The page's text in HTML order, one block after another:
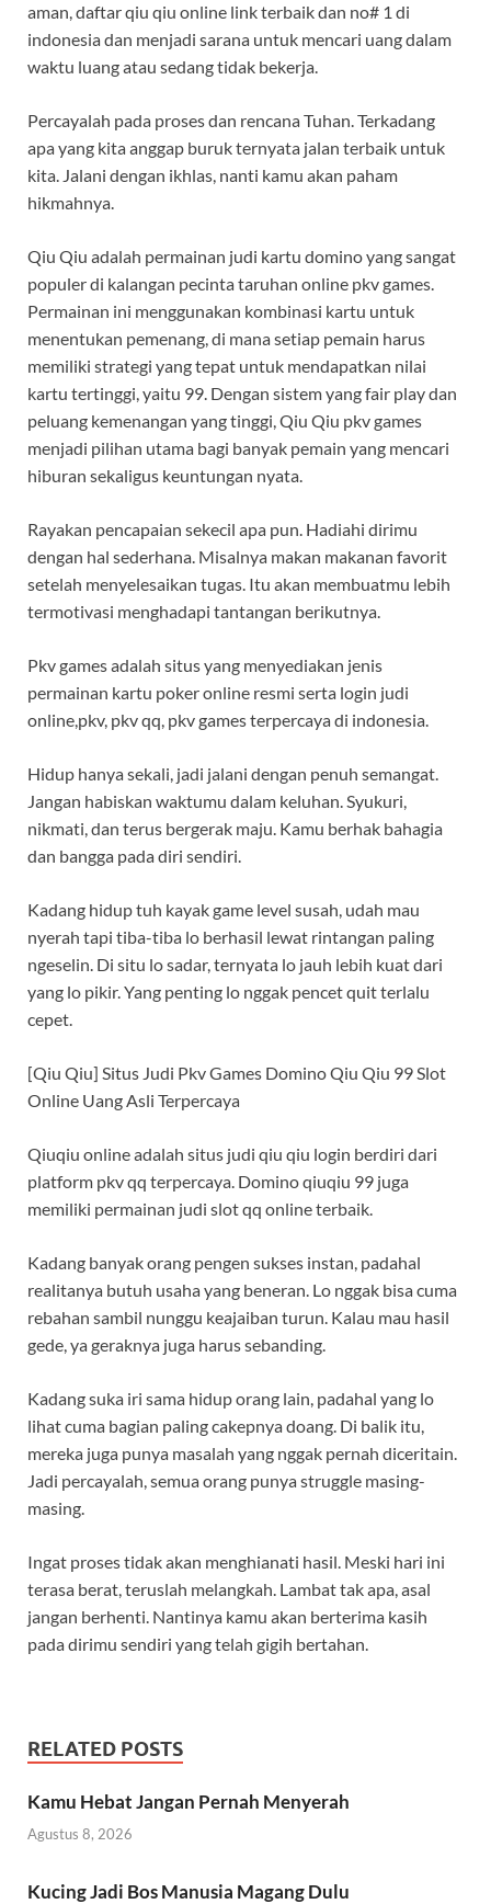
aman, daftar qiu qiu online link terbaik dan no# 1 di
indonesia dan menjadi sarana untuk mencari uang dalam
waktu luang atau sedang tidak bekerja.
Percayalah pada proses dan rencana Tuhan. Terkadang
apa yang kita anggap buruk ternyata jalan terbaik untuk
kita. Jalani dengan ikhlas, nanti kamu akan paham
hikmahnya.
Qiu Qiu adalah permainan judi kartu domino yang sangat
populer di kalangan pecinta taruhan online pkv games.
Permainan ini menggunakan kombinasi kartu untuk
menentukan pemenang, di mana setiap pemain harus
memiliki strategi yang tepat untuk mendapatkan nilai
kartu tertinggi, yaitu 99. Dengan sistem yang fair play dan
peluang kemenangan yang tinggi, Qiu Qiu pkv games
menjadi pilihan utama bagi banyak pemain yang mencari
hiburan sekaligus keuntungan nyata.
Rayakan pencapaian sekecil apa pun. Hadiahi dirimu
dengan hal sederhana. Misalnya makan makanan favorit
setelah menyelesaikan tugas. Itu akan membuatmu lebih
termotivasi menghadapi tantangan berikutnya.
Pkv games adalah situs yang menyediakan jenis
permainan kartu poker online resmi serta login judi
online,pkv, pkv qq, pkv games terpercaya di indonesia.
Hidup hanya sekali, jadi jalani dengan penuh semangat.
Jangan habiskan waktumu dalam keluhan. Syukuri,
nikmati, dan terus bergerak maju. Kamu berhak bahagia
dan bangga pada diri sendiri.
Kadang hidup tuh kayak game level susah, udah mau
nyerah tapi tiba-tiba lo berhasil lewat rintangan paling
ngeselin. Di situ lo sadar, ternyata lo jauh lebih kuat dari
yang lo pikir. Yang penting lo nggak pencet quit terlalu
cepet.
[Qiu Qiu] Situs Judi Pkv Games Domino Qiu Qiu 99 Slot
Online Uang Asli Terpercaya
Qiuqiu online adalah situs judi qiu qiu login berdiri dari
platform pkv qq terpercaya. Domino qiuqiu 99 juga
memiliki permainan judi slot qq online terbaik.
Kadang banyak orang pengen sukses instan, padahal
realitanya butuh usaha yang beneran. Lo nggak bisa cuma
rebahan sambil nunggu keajaiban turun. Kalau mau hasil
gede, ya geraknya juga harus sebanding.
Kadang suka iri sama hidup orang lain, padahal yang lo
lihat cuma bagian paling cakepnya doang. Di balik itu,
mereka juga punya masalah yang nggak pernah diceritain.
Jadi percayalah, semua orang punya struggle masing-
masing.
Ingat proses tidak akan menghianati hasil. Meski hari ini
terasa berat, teruslah melangkah. Lambat tak apa, asal
jangan berhenti. Nantinya kamu akan berterima kasih
pada dirimu sendiri yang telah gigih bertahan.
RELATED POSTS
Kamu Hebat Jangan Pernah Menyerah
Agustus 8, 2026
Kucing Jadi Bos Manusia Magang Dulu